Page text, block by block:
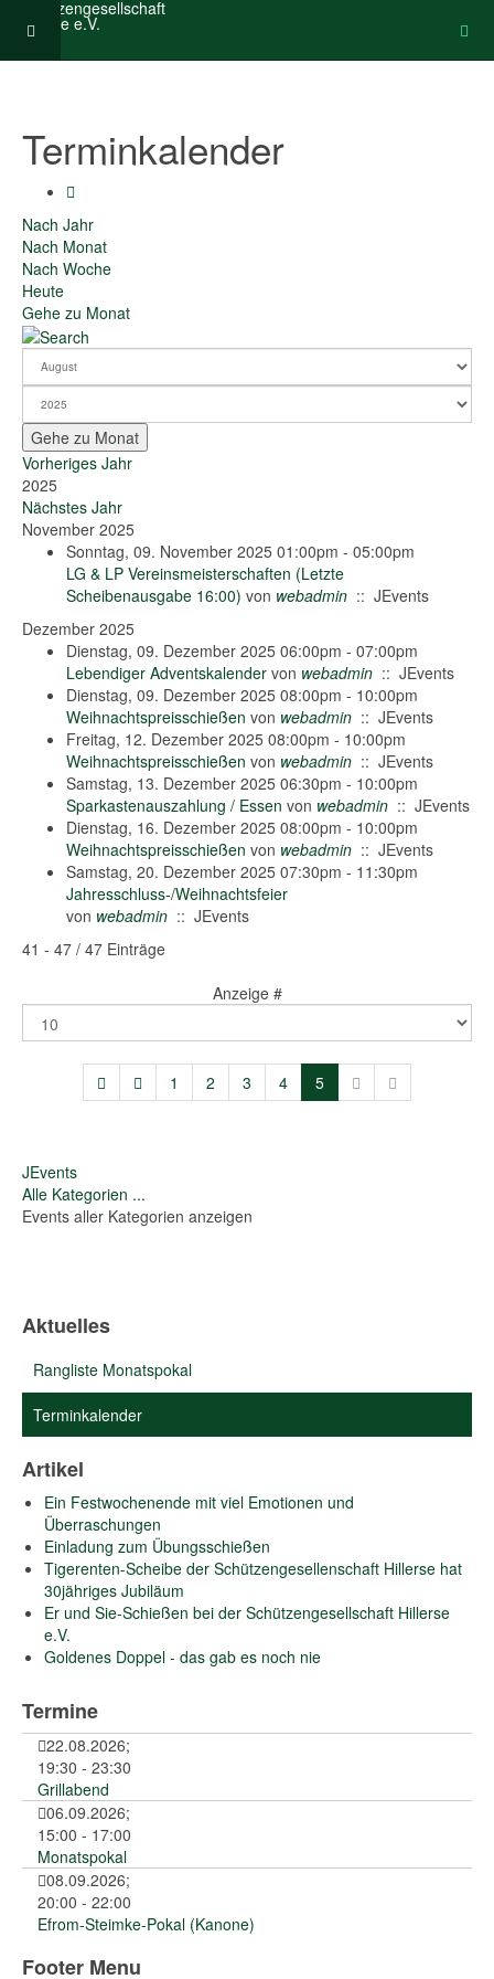
Terminkalender
Nach Jahr
Nach Monat
Nach Woche
Heute
Gehe zu Monat
Gehe zu Monat
Vorheriges Jahr
2025
Nächstes Jahr
November 2025
Sonntag, 09. November 2025 01:00pm - 05:00pm
LG & LP Vereinsmeisterschaften (Letzte
Scheibenausgabe 16:00) von webadmin :: JEvents
Dezember 2025
Dienstag, 09. Dezember 2025 06:00pm - 07:00pm
Lebendiger Adventskalender von webadmin :: JEvents
Dienstag, 09. Dezember 2025 08:00pm - 10:00pm
Weihnachtspreisschießen von webadmin :: JEvents
Freitag, 12. Dezember 2025 08:00pm - 10:00pm
Weihnachtspreisschießen von webadmin :: JEvents
Samstag, 13. Dezember 2025 06:30pm - 10:00pm
Sparkastenauszahlung / Essen von webadmin :: JEvents
Dienstag, 16. Dezember 2025 08:00pm - 10:00pm
Weihnachtspreisschießen von webadmin :: JEvents
Samstag, 20. Dezember 2025 07:30pm - 11:30pm
Jahresschluss-/Weihnachtsfeier
von webadmin :: JEvents
Limite der Paginierungsliste
41 - 47 / 47 Einträge
Anzeige #
1 2 3 4 5
JEvents
Alle Kategorien ...
Events aller Kategorien anzeigen
Aktuelles
Rangliste Monatspokal
Terminkalender
Artikel
Ein Festwochenende mit viel Emotionen und
Überraschungen
Einladung zum Übungsschießen
Tigerenten-Scheibe der Schützengesellenschaft Hillerse hat
30jähriges Jubiläum
Er und Sie-Schießen bei der Schützengesellschaft Hillerse
e.V.
Goldenes Doppel - das gab es noch nie
Termine
22.08.2026;
19:30 - 23:30
Grillabend
06.09.2026;
15:00 - 17:00
Monatspokal
08.09.2026;
20:00 - 22:00
Efrom-Steimke-Pokal (Kanone)
Footer Menu